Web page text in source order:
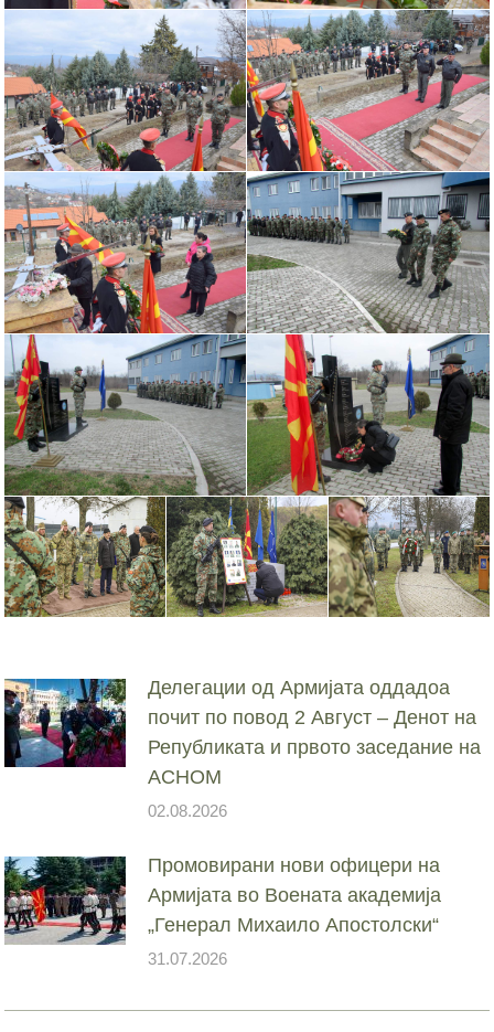
Делегации од Армијата оддадоа
почит по повод 2 Август – Денот на
Републиката и првото заседание на
АСНОМ
02.08.2026
Промовирани нови офицери на
Армијата во Воената академија
„Генерал Михаило Апостолски“
31.07.2026